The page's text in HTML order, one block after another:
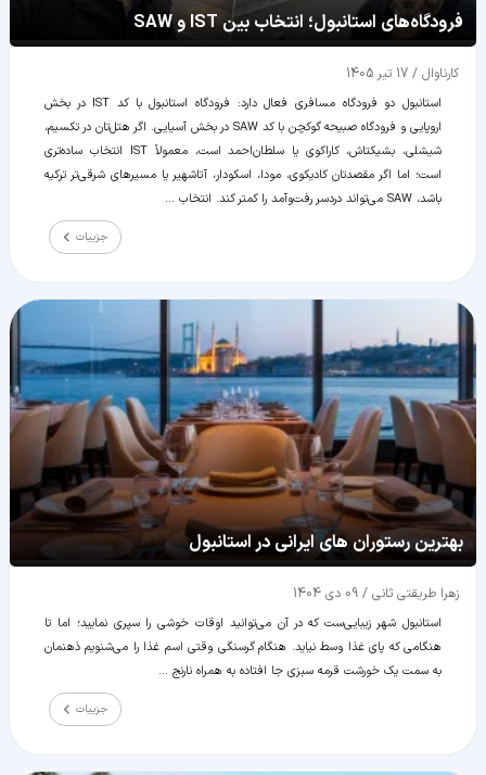
فرودگاه‌های استانبول؛ انتخاب بین IST و SAW
کارناوال / 17 تیر 1405
استانبول دو فرودگاه مسافری فعال دارد: فرودگاه استانبول با کد IST در بخش
اروپایی و فرودگاه صبیحه گوکچن با کد SAW در بخش آسیایی. اگر هتل‌تان در تکسیم،
شیشلی، بشیکتاش، کاراکوی یا سلطان‌احمد است، معمولاً IST انتخاب ساده‌تری
است؛ اما اگر مقصدتان کادیکوی، مودا، اسکودار، آتاشهیر یا مسیرهای شرقی‌تر ترکیه
باشد، SAW می‌تواند دردسر رفت‌وآمد را کمتر کند. انتخاب ...
جزییات
بهترین رستوران های ایرانی در استانبول
زهرا طریقتی ثانی / 09 دی 1404
استانبول شهر زیبایی‌ست که در آن می‌توانید اوقات خوشی را سپری نمایید؛ اما تا
هنگامی که پای غذا وسط نیاید. هنگام گرسنگی وقتی اسم غذا را می‌شنویم ذهنمان
به سمت یک خورشت قرمه سبزی جا افتاده به همراه نارنج ...
جزییات